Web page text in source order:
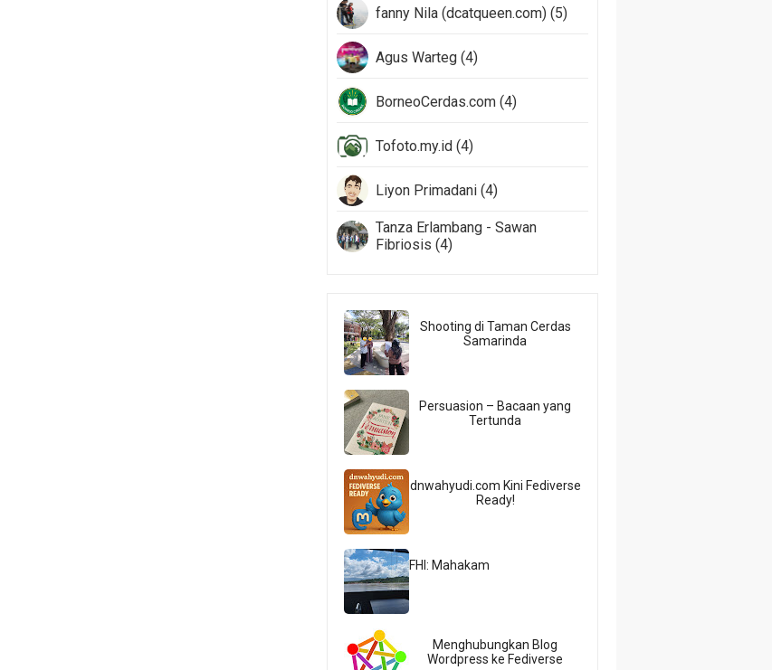
fanny Nila (dcatqueen.com) (5)
Agus Warteg (4)
BorneoCerdas.com (4)
Tofoto.my.id (4)
Liyon Primadani (4)
Tanza Erlambang - Sawan
Fibriosis (4)
Shooting di Taman Cerdas
Samarinda
Persuasion – Bacaan yang
Tertunda
dnwahyudi.com Kini Fediverse
Ready!
FHI: Mahakam
Menghubungkan Blog
Wordpress ke Fediverse